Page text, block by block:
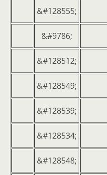
&#128555;
&#9786;
&#128512;
&#128549;
&#128539;
&#128534;
&#128548;